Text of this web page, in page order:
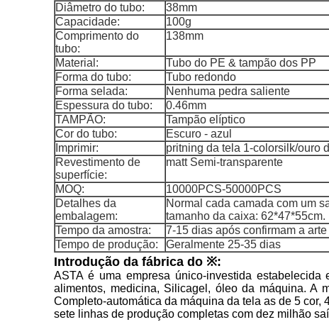
Diâmetro do tubo:
38mm
Capacidade:
100g
Comprimento do
tubo:
138mm
Material:
Tubo do PE & tampão dos PP
Forma do tubo:
Tubo redondo
Forma selada:
Nenhuma pedra saliente
Espessura do tubo:
0.46mm
TAMPÃO:
Tampão elíptico
Cor do tubo:
Escuro - azul
Imprimir:
pritning da tela 1-colorsilk/ouro
Revestimento de
superfície:
matt Semi-transparente
MOQ:
10000PCS-50000PCS
Detalhes da
embalagem:
Normal cada camada com um
tamanho da caixa: 62*47*55cm.
Tempo da amostra:
7-15 dias após confirmam a
Tempo de produção:
Geralmente 25-35 dias
Introdução da fábrica do ※:
ASTA é uma empresa único-investida
alimentos, medicina, Silicagel, óleo da máquina. A
Completo-automática da máquina da tela as de 5
sete linhas de produção completas com dez milhão